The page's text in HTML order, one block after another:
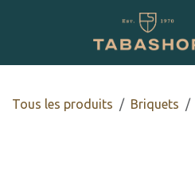
Tous les produits ​​​​Briquets